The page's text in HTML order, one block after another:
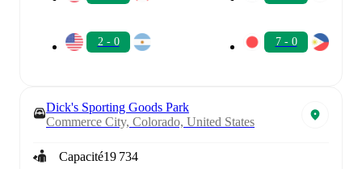
2 - 0 7 - 0
Dick's Sporting Goods Park
Commerce City, Colorado, United States
Capacité19 734